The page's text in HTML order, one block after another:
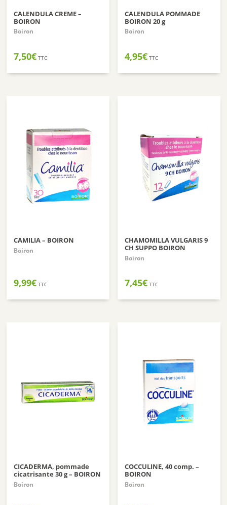
CALENDULA CREME –
BOIRON
Boiron
7,50€ TTC
CALENDULA POMMADE
BOIRON 20 g
Boiron
4,95€ TTC
CAMILIA – BOIRON
Boiron
9,99€ TTC
CHAMOMILLA VULGARIS 9
CH SUPPO BOIRON
Boiron
7,45€ TTC
CICADERMA, pommade
cicatrisante 30 g – BOIRON
Boiron
COCCULINE, 40 comp. –
BOIRON
Boiron